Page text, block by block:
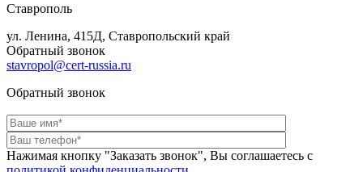
Ставрополь
ул. Ленина, 415Д, Ставропольский край
Обратный звонок
stavropol@cert-russia.ru
Обратный звонок
Нажимая кнопку "Заказать звонок", Вы соглашаетесь с